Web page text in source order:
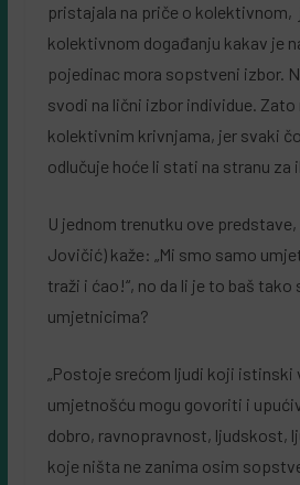
pristajala na priče o kolektivnom,
kolektivnom događanju kakav je
pojedinac mora sopstveni izbor.
svodi na lični izbor individue.
kolektivnim krivnjama, jer svaki
odlučuje hoće li stati na stranu za
U jednom trenutku ove predstave,
Jovičić) kaže: „Mi smo samo
traži i ćao!“, no da li je to baš
umjetnicima?
„Postoje srećom ljudi koji istinski
umjetnošću mogu govoriti i
dobro, ravnopravnost, ljudskost,
koje ništa ne zanima osim